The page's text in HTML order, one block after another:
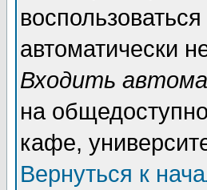
автоматически
Входить
на
кафе,
Вернуться к